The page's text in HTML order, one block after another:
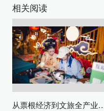
相关阅读
从票根经济到文旅